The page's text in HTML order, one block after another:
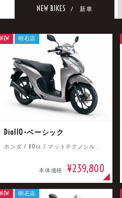
NEW BIKES / 新車
Dio110･ベーシック
ホンダ / 110cc / マットテクノシルバーメタリック
本体価格 ¥239,800
NEW 明石店
NEW 明石店